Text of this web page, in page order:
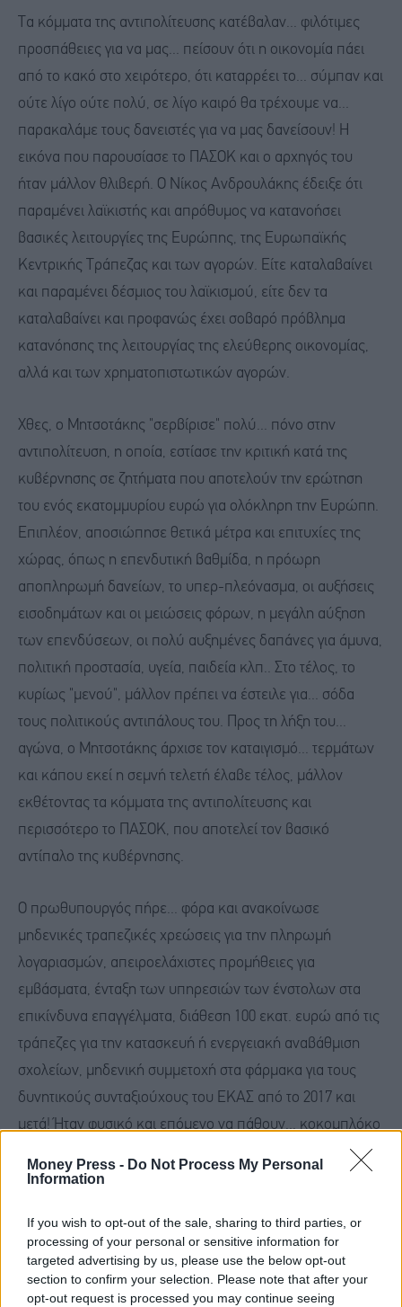
Money Press - Do Not Process My Personal
Information
If you wish to opt-out of the sale, sharing to third parties, or
processing of your personal or sensitive information for
targeted advertising by us, please use the below opt-out
section to confirm your selection. Please note that after your
opt-out request is processed you may continue seeing
Τα κόμματα της αντιπολίτευσης κατέβαλαν... φιλότιμες
προσπάθειες για να μας... πείσουν ότι η οικονομία πάει
από το κακό στο χειρότερο, ότι καταρρέει το... σύμπαν και
ούτε λίγο ούτε πολύ, σε λίγο καιρό θα τρέχουμε να...
παρακαλάμε τους δανειστές για να μας δανείσουν! Η
εικόνα που παρουσίασε το ΠΑΣΟΚ και ο αρχηγός του
ήταν μάλλον θλιβερή. Ο Νίκος Ανδρουλάκης έδειξε ότι
παραμένει λαϊκιστής και απρόθυμος να κατανοήσει
βασικές λειτουργίες της Ευρώπης, της Ευρωπαϊκής
Κεντρικής Τράπεζας και των αγορών. Είτε καταλαβαίνει
και παραμένει δέσμιος του λαϊκισμού, είτε δεν τα
καταλαβαίνει και προφανώς έχει σοβαρό πρόβλημα
κατανόησης της λειτουργίας της ελεύθερης οικονομίας,
αλλά και των χρηματοπιστωτικών αγορών.
Χθες, ο Μητσοτάκης "σερβίρισε" πολύ... πόνο στην
αντιπολίτευση, η οποία, εστίασε την κριτική κατά της
κυβέρνησης σε ζητήματα που αποτελούν την ερώτηση
του ενός εκατομμυρίου ευρώ για ολόκληρη την Ευρώπη.
Επιπλέον, αποσιώπησε θετικά μέτρα και επιτυχίες της
χώρας, όπως η επενδυτική βαθμίδα, η πρόωρη
αποπληρωμή δανείων, το υπερ-πλεόνασμα, οι αυξήσεις
εισοδημάτων και οι μειώσεις φόρων, η μεγάλη αύξηση
των επενδύσεων, οι πολύ αυξημένες δαπάνες για άμυνα,
πολιτική προστασία, υγεία, παιδεία κλπ.. Στο τέλος, το
κυρίως "μενού", μάλλον πρέπει να έστειλε για... σόδα
τους πολιτικούς αντιπάλους του. Προς τη λήξη του...
αγώνα, ο Μητσοτάκης άρχισε τον καταιγισμό... τερμάτων
και κάπου εκεί η σεμνή τελετή έλαβε τέλος, μάλλον
εκθέτοντας τα κόμματα της αντιπολίτευσης και
περισσότερο το ΠΑΣΟΚ, που αποτελεί τον βασικό
αντίπαλο της κυβέρνησης.
Ο πρωθυπουργός πήρε... φόρα και ανακοίνωσε
μηδενικές τραπεζικές χρεώσεις για την πληρωμή
λογαριασμών, απειροελάχιστες προμήθειες για
εμβάσματα, ένταξη των υπηρεσιών των ένστολων στα
επικίνδυνα επαγγέλματα, διάθεση 100 εκατ. ευρώ από τις
τράπεζες για την κατασκευή ή ενεργειακή αναβάθμιση
σχολείων, μηδενική συμμετοχή στα φάρμακα για τους
δυνητικούς συνταξιούχους του ΕΚΑΣ από το 2017 και
μετά! Ήταν φυσικό και επόμενο να πάθουν... κοκομπλόκο
ΠΑΣΟΚ, Νίκος Ανδρουλάκης, ο οποίος, πρέπει να
φρόντισε χθες, να αφήσει τους πάντες στα... κρύα του
λουτρού! Κέρδισε τις εντυπώσεις, τόσο ως προς τη
ρεαλιστική αποτύπωση της κατάστασης της οικονομίας,